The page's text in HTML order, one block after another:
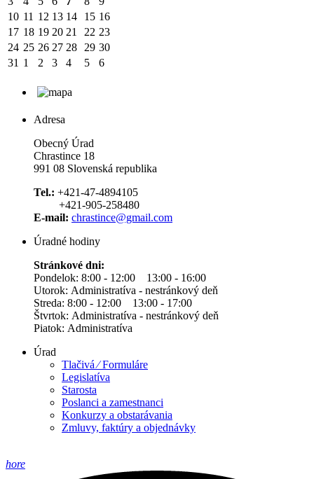
10 11 12 13 14 15 16
17 18 19 20 21 22 23
24 25 26 27 28 29 30
31 1 2 3 4 5 6
Adresa
Obecný Úrad
Chrastince 18
991 08 Slovenská republika
Tel.: +421-47-4894105
+421-905-258480
E-mail: chrastince@gmail.com
Úradné hodiny
Stránkové dni:
Pondelok: 8:00 - 12:00 13:00 - 16:00
Utorok: Administratíva - nestránkový deň
Streda: 8:00 - 12:00 13:00 - 17:00
Štvrtok: Administratíva - nestránkový deň
Piatok: Administratíva
Úrad
Tlačivá ⁄ Formuláre
Legislatíva
Starosta
Poslanci a zamestnanci
Konkurzy a obstarávania
Zmluvy, faktúry a objednávky
hore